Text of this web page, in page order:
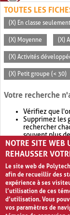
TOUTES LES
(X) En classe seulement
(X) Moyenne (X)
(X) Activités
(X) Petit groupe (< 30)
Votre recherche
Vérifiez que
Supprimez les
rechercher
souvent plus
Envisagez
retournera
NOTRE SITE WEB
REHAUSSER
Le site web de
afin de recueillir des
expérience à ses
l’utilisation de ces
d’utilisation. Vous
vos paramètres de